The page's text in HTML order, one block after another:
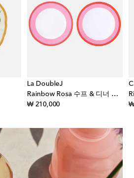
La DoubleJ
Rainbow Rosa 수프 & 디너 플레이트 2세트
₩ 210,000original price ₩